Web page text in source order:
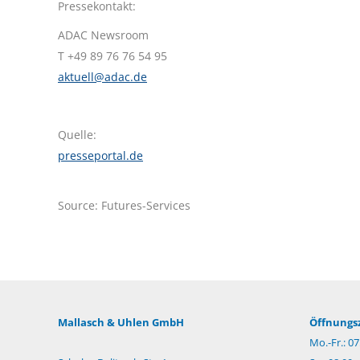
Pressekontakt:
ADAC Newsroom
T +49 89 76 76 54 95
aktuell@adac.de
Quelle:
presseportal.de
Source: Futures-Services
Mallasch & Uhlen GmbH
Mo.-Fr.: